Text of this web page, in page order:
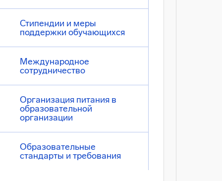
Стипендии и меры
поддержки обучающихся
Международное
сотрудничество
Организация питания в
образовательной
организации
Образовательные
стандарты и требования